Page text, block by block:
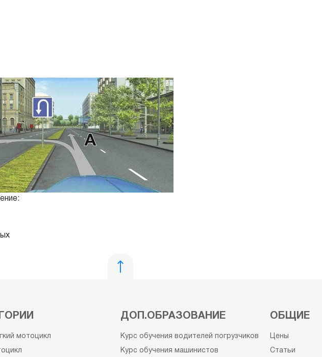
мотоцикл
ДОП.ОБРАЗОВАНИЕ
Курс обучения водителей погрузчиков
Курс обучения машинистов
ОБЩИЕ
Цены
Статьи